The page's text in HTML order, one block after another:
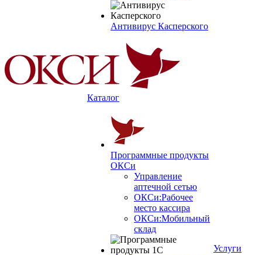
Антивирус Касперского
Каталог
Программные продукты
ОКСи
Управление
аптечной сетью
ОКСи:Рабочее
место кассира
ОКСи:Мобильный
склад
Услуги